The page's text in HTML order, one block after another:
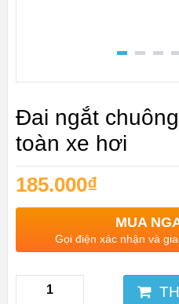
Đai ngắt
toàn xe hơi
185.000₫
MUA
Gọi điện xác nhận và